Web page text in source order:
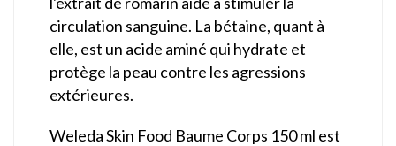
circulation sanguine. La bétaine, quant à
elle, est un acide aminé qui hydrate et
protège la peau contre les agressions
extérieures.
Weleda Skin Food Baume Corps 150 ml est